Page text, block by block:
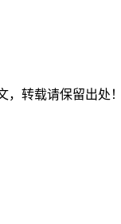
，转载请保留出处！